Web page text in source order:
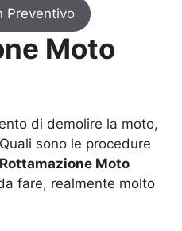
Preventivo
Moto
di demolire la moto,
sono le procedure
Rottamazione Moto
fare, realmente molto